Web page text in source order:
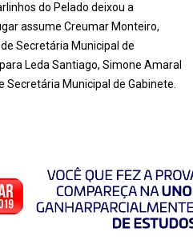
do Pelado deixou a
assume Creumar Monteiro,
Secretária Municipal de
Leda Santiago, Simone Amaral
Secretária Municipal de Gabinete.